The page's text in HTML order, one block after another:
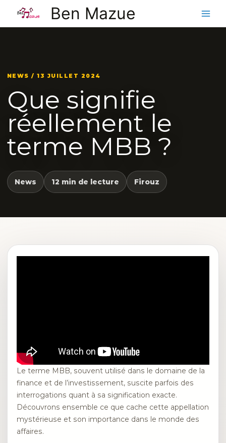
contenu
Ben Mazue
NEWS / 13 JUILLET 2024
Que signifie
réellement le
terme MBB ?
News 12 min de lecture Firouz
Le terme MBB, souvent utilisé dans le domaine de la
finance et de l’investissement, suscite parfois des
interrogations quant à sa signification exacte.
Découvrons ensemble ce que cache cette appellation
mystérieuse et son importance dans le monde des
affaires.